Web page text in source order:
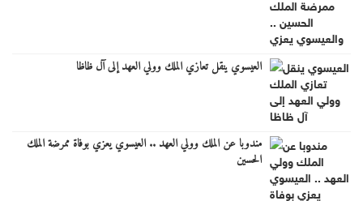
العيسوي ينقل تعازي الملك وولي العهد إلى آل ظاظا
مندوبا عن الملك وولي العهد .. العيسوي يعزي بوفاة ممرضة الملك
الحسين